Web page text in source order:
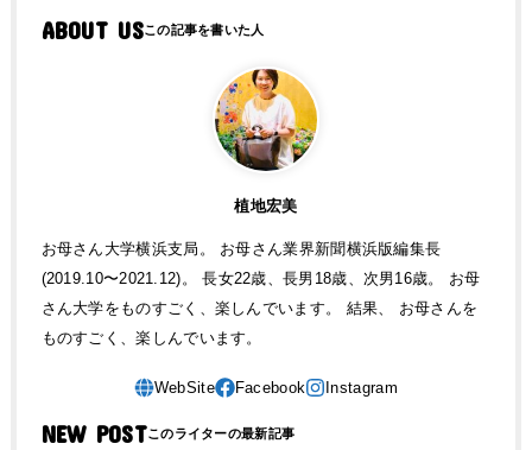
ABOUT US
植地宏美
お母さん大学横浜支局。 お母さん業界新聞横浜版編集長
(2019.10〜2021.12)。 長女22歳、長男18歳、次男16歳。 お母
さん大学をものすごく、楽しんでいます。 結果、 お母さんを
ものすごく、楽しんでいます。
NEW POST